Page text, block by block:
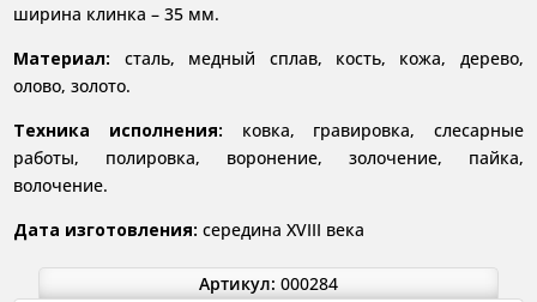
ширина клинка – 35 мм.
Материал: сталь, медный сплав, кость, кожа, дерево,
олово, золото.
Техника исполнения: ковка, гравировка, слесарные
работы, полировка, воронение, золочение, пайка,
волочение.
Дата изготовления: середина XVIII века
Артикул: 000284